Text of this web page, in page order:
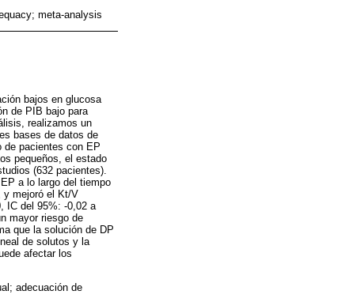
meta-analysis
bajos en glucosa
de PIB bajo para
realizamos un
bases de datos de
de pacientes con EP
pequeños, el estado
(632 pacientes).
a lo largo del tiempo
y mejoró el Kt/V
IC del 95%: -0,02 a
mayor riesgo de
que la solución de DP
de solutos y la
afectar los
adecuación de